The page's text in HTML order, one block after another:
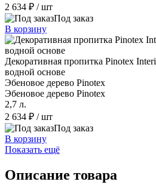
2 634 ₽ / шт
Под заказ
В корзину
Декоративная пропитка Pinotex
водной основе
Эбеновое дерево Pinotex
Эбеновое дерево Pinotex
2,7 л.
2 634 ₽ / шт
Под заказ
В корзину
Показать ещё
Описание товара